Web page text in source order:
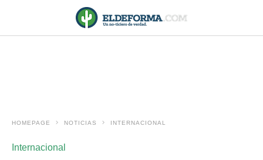
HOMEPAGE NOTICIAS INTERNACIONAL
Internacional